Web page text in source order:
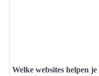
Welke websites helpen